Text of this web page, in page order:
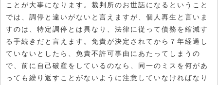
ことが大事になります。裁判所のお世話になるということ
では、調停と違いがないと言えますが、個人再生と言いま
すのは、特定調停とは異なり、法律に従って債務を縮減す
る手続きだと言えます。免責が決定されてから７年経過し
ていないとしたら、免責不許可事由にあたってしまうの
で、前に自己破産をしているのなら、同一のミスを何があ
っても繰り返すことがないように注意していなければなり